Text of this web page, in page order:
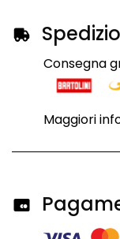
Consegna
Maggiori